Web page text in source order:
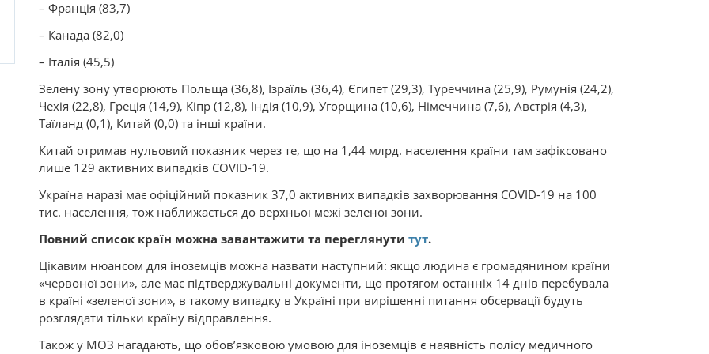
– Франція (83,7)
– Канада (82,0)
– Італія (45,5)
Зелену зону утворюють Польща (36,8), Ізраїль (36,4), Єгипет (29,3), Туреччина (25,9), Румунія (24,2),
Чехія (22,8), Греція (14,9), Кіпр (12,8), Індія (10,9), Угорщина (10,6), Німеччина (7,6), Австрія (4,3),
Таїланд (0,1), Китай (0,0) та інші країни.
Китай отримав нульовий показник через те, що на 1,44 млрд. населення країни там зафіксовано
лише 129 активних випадків COVID-19.
Україна наразі має офіційний показник 37,0 активних випадків захворювання COVID-19 на 100
тис. населення, тож наближається до верхньої межі зеленої зони.
Повний список країн можна завантажити та переглянути тут.
Цікавим нюансом для іноземців можна назвати наступний: якщо людина є громадянином країни
«червоної зони», але має підтверджувальні документи, що протягом останніх 14 днів перебувала
в країні «зеленої зони», в такому випадку в Україні при вирішенні питання обсервації будуть
розглядати тільки країну відправлення.
Також у МОЗ нагадають, що обов’язковою умовою для іноземців є наявність полісу медичного